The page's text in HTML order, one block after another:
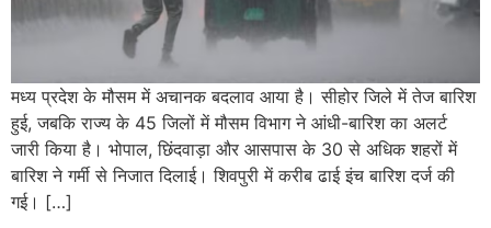
मध्य प्रदेश के मौसम में अचानक बदलाव आया है। सीहोर जिले में तेज बारिश
हुई, जबकि राज्य के 45 जिलों में मौसम विभाग ने आंधी-बारिश का अलर्ट
जारी किया है। भोपाल, छिंदवाड़ा और आसपास के 30 से अधिक शहरों में
बारिश ने गर्मी से निजात दिलाई। शिवपुरी में करीब ढाई इंच बारिश दर्ज की
गई। […]